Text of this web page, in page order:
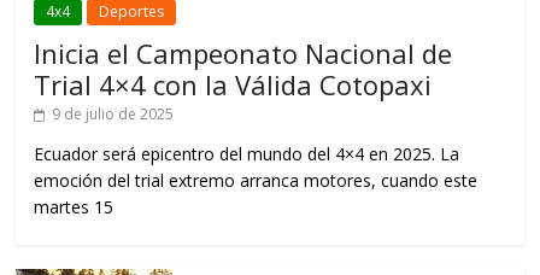
4x4 Deportes
Inicia el Campeonato Nacional de
Trial 4×4 con la Válida Cotopaxi
9 de julio de 2025
Ecuador será epicentro del mundo del 4×4 en 2025. La
emoción del trial extremo arranca motores, cuando este
martes 15